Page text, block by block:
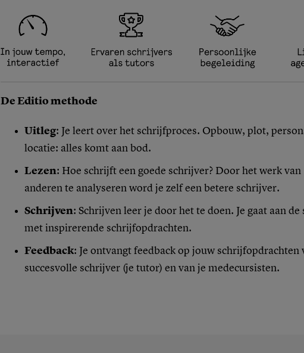
De Editio methode
Uitleg: Je leert over het schrijfproces. Opbouw, plot,
locatie: alles komt aan bod.
Lezen: Hoe schrijft een goede schrijver? Door het werk van
anderen te analyseren word je zelf een betere schrijver.
Schrijven: Schrijven leer je door het te doen. Je gaat aan de
met inspirerende schrijfopdrachten.
Feedback: Je ontvangt feedback op jouw schrijfopdrachten
succesvolle schrijver (je tutor) en van je medecursisten.